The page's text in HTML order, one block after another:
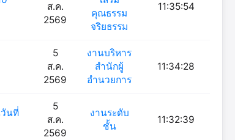
ส.ค.
2569
คุณธรรม
จริยธรรม
11:35:54
5
ส.ค.
2569
งานบริหาร
สำนักผู้
อำนวยการ
11:34:28
วันที่
5
ส.ค.
2569
งานระดับ
ชั้น
11:32:39